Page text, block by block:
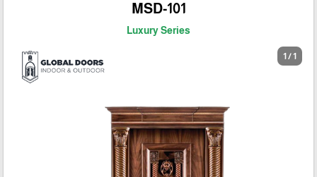
MSD-101
Luxury Series
1 / 1